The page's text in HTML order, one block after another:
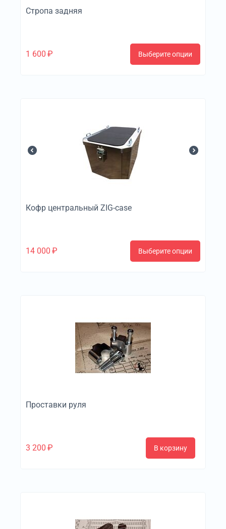
Стропа задняя
1 600 ₽ Выберите опции
Кофр центральный ZIG-case
14 000 ₽ Выберите опции
Проставки руля
3 200 ₽ В корзину